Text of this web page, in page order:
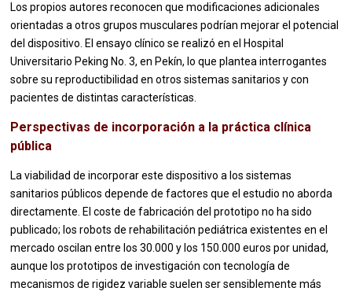
Los propios autores reconocen que modificaciones adicionales
orientadas a otros grupos musculares podrían mejorar el potencial
del dispositivo. El ensayo clínico se realizó en el Hospital
Universitario Peking No. 3, en Pekín, lo que plantea interrogantes
sobre su reproductibilidad en otros sistemas sanitarios y con
pacientes de distintas características.
Perspectivas de incorporación a la práctica clínica
pública
La viabilidad de incorporar este dispositivo a los sistemas
sanitarios públicos depende de factores que el estudio no aborda
directamente. El coste de fabricación del prototipo no ha sido
publicado; los robots de rehabilitación pediátrica existentes en el
mercado oscilan entre los 30.000 y los 150.000 euros por unidad,
aunque los prototipos de investigación con tecnología de
mecanismos de rigidez variable suelen ser sensiblemente más